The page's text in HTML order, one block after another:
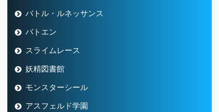
バトル・ルネッサンス
バトエン
スライムレース
妖精図書館
モンスターシール
アスフェルド学園